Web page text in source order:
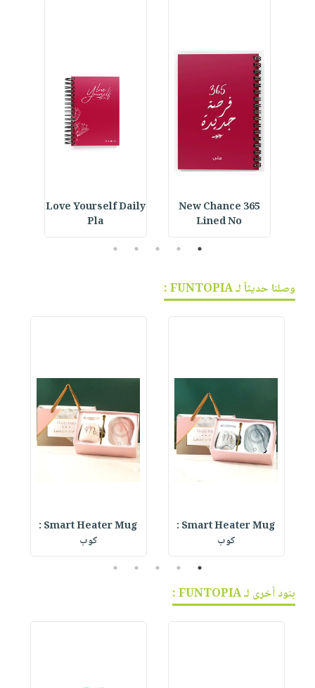
365 New Chance
Lined No
Love Yourself Daily
Pla
1
2
3
4
5
وصلنا حديثاً لـ FUNTOPIA :
Smart Heater Mug :
كوب
Smart Heater Mug :
كوب
1
2
3
4
5
بنود أخرى لـ FUNTOPIA :